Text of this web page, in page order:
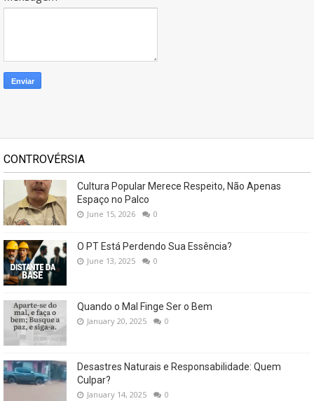
CONTROVÉRSIA
Cultura Popular Merece Respeito, Não Apenas
Espaço no Palco
June 15, 2026 0
O PT Está Perdendo Sua Essência?
June 13, 2025 0
Quando o Mal Finge Ser o Bem
January 20, 2025 0
Desastres Naturais e Responsabilidade: Quem
Culpar?
January 14, 2025 0